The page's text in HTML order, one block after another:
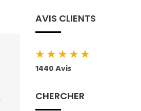
AVIS CLIENTS
★★★★★
1440 Avis
CHERCHER